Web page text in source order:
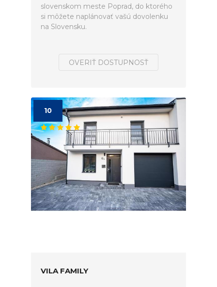
slovenskom meste Poprad, do ktorého
si môžete naplánovať vašú dovolenku
na Slovensku.
OVERIŤ DOSTUPNOSŤ
10
VILA FAMILY